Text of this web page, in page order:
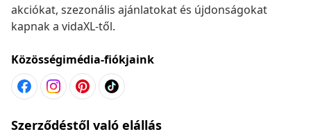
akciókat, szezonális ajánlatokat és újdonságokat
kapnak a vidaXL-től.
Közösségimédia-fiókjaink
Szerződéstől való elállás